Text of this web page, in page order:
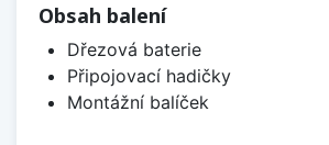
Obsah balení
Dřezová baterie
Připojovací hadičky
Montážní balíček